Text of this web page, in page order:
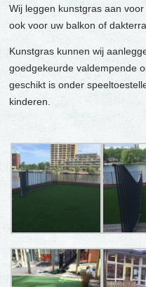
Wij leggen kunstgras aan
ook voor uw balkon of
Kunstgras kunnen wij
goedgekeurde valdempende
geschikt is onder
kinderen.